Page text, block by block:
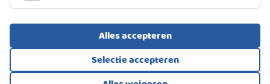
Voorwaarden Privacyverklaring
Alles accepteren
Selectie accepteren